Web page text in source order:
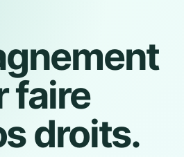
faire
droits.